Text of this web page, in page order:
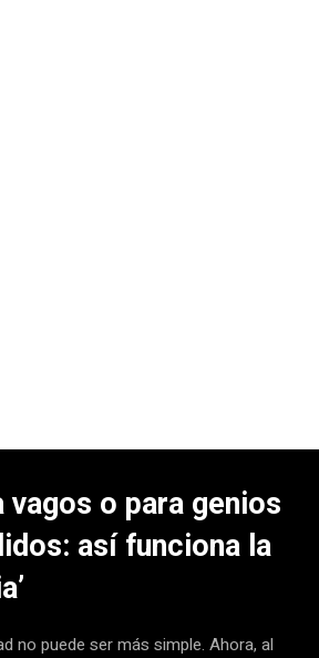
vagos o para genios
así funciona la
no puede ser más simple. Ahora, al